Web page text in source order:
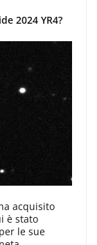
2024 YR4?
acquisito
è stato
le sue